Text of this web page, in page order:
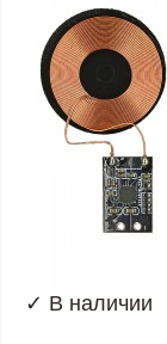
✓ В наличии